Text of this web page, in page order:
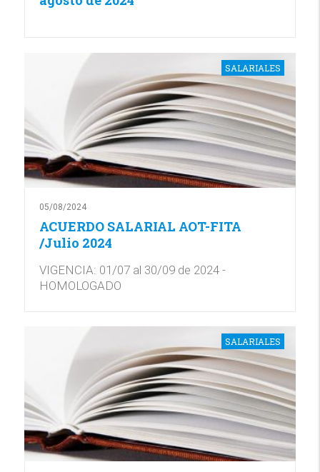
SALARIALES
05/08/2024
ACUERDO SALARIAL AOT-FITA
/Julio 2024
VIGENCIA: 01/07 al 30/09 de 2024 -
HOMOLOGADO
SALARIALES